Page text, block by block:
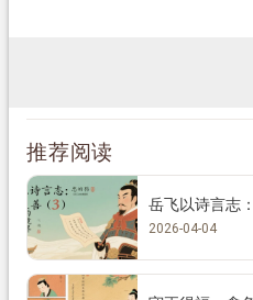
推荐阅读
岳飞以诗言志
2026-04-04